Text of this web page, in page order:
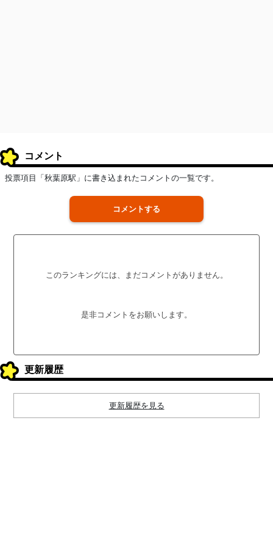
コメント
投票項目「秋葉原駅」に書き込まれたコメントの一覧です。
コメントする
このランキングには、まだコメントがありません。
是非コメントをお願いします。
更新履歴
更新履歴を見る